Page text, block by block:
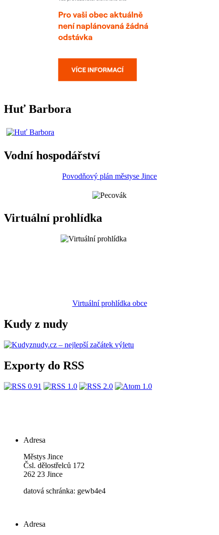
Huť Barbora
Vodní hospodářství
Povodňový plán městyse Jince
Virtuální prohlídka
Virtuální prohlídka obce
Kudy z nudy
Exporty do RSS
Adresa
Městys Jince
Čsl. dělostřelců 172
262 23 Jince
datová schránka: gewb4e4
Adresa